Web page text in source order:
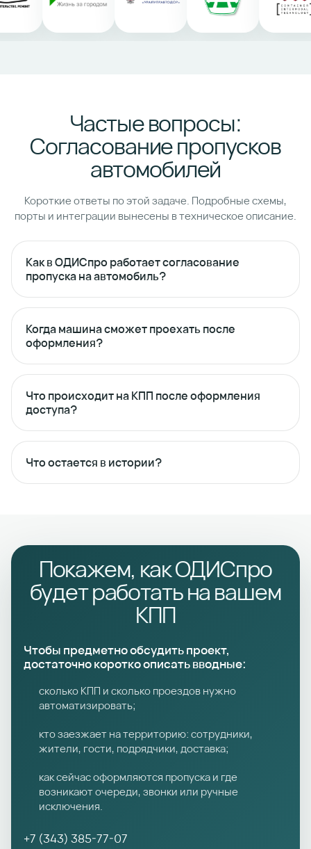
Частые вопросы:
Согласование пропусков
автомобилей
Короткие ответы по этой задаче. Подробные схемы,
порты и интеграции вынесены в техническое описание.
Как в ОДИСпро работает согласование
пропуска на автомобиль?
Когда машина сможет проехать после
оформления?
Что происходит на КПП после оформления
доступа?
Что остается в истории?
Покажем, как ОДИСпро
будет работать на вашем
КПП
Чтобы предметно обсудить проект,
достаточно коротко описать вводные:
сколько КПП и сколько проездов нужно
автоматизировать;
кто заезжает на территорию: сотрудники,
жители, гости, подрядчики, доставка;
как сейчас оформляются пропуска и где
возникают очереди, звонки или ручные
исключения.
+7 (343) 385-77-07